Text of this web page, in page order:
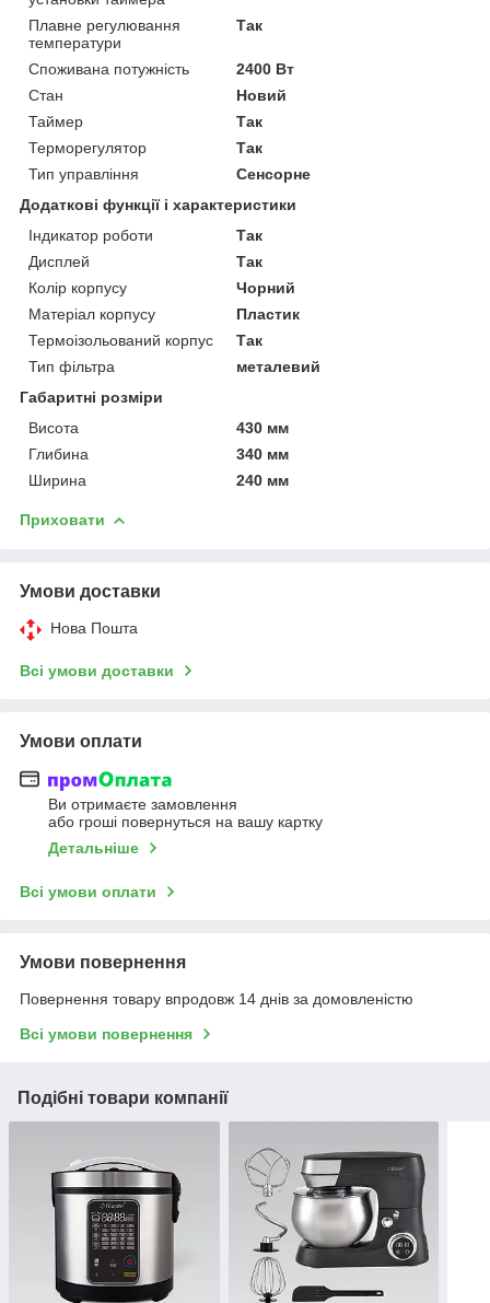
Плавне регулювання
температури
Так
Споживана потужність
2400 Вт
Стан
Новий
Таймер
Так
Терморегулятор
Так
Тип управління
Сенсорне
Додаткові функції і характеристики
Індикатор роботи
Так
Дисплей
Так
Колір корпусу
Чорний
Матеріал корпусу
Пластик
Термоізольований корпус
Так
Тип фільтра
металевий
Габаритні розміри
Висота
430 мм
Глибина
340 мм
Ширина
240 мм
Приховати
Умови доставки
Нова Пошта
Всі умови доставки
Умови оплати
Ви отримаєте замовлення
або гроші повернуться на вашу картку
Детальніше
Всі умови оплати
Умови повернення
Повернення товару впродовж 14 днів за домовленістю
Всі умови повернення
Подібні товари компанії